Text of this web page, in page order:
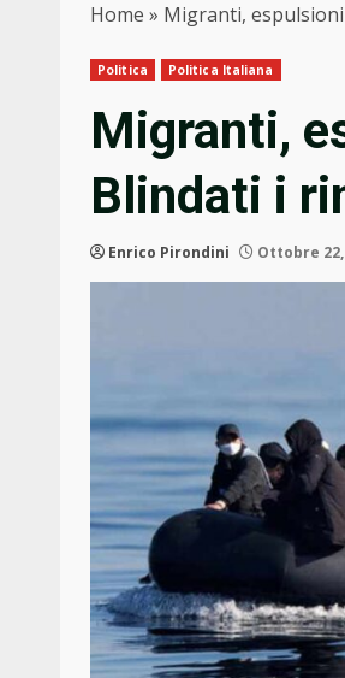
Home » Migranti,
Politica Politica Italiana
Migranti,
Blindati i
Enrico Pirondini Ottobre 22,